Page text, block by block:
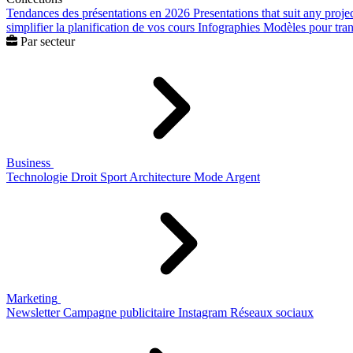
Tendances des présentations en 2026 Presentations that suit any
simplifier la planification de vos cours Infographies Modèles pour
Par secteur
Business
Technologie Droit Sport Architecture Mode Argent
Marketing
Newsletter Campagne publicitaire Instagram Réseaux sociaux